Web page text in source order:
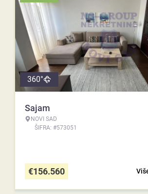
360°
Sajam
NOVI SAD
ŠIFRA: #573051
€156.560